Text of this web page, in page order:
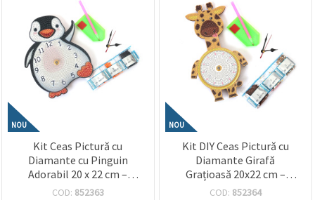
NOU
Kit Ceas Pictură cu
Diamante cu Pinguin
Adorabil 20 x 22 cm –
Perfect pentru decor
COD: 852363
NOU
Kit DIY Ceas Pictură cu
Diamante Girafă
Grațioasă 20x22 cm –
Perfect pentru decor
COD: 852364